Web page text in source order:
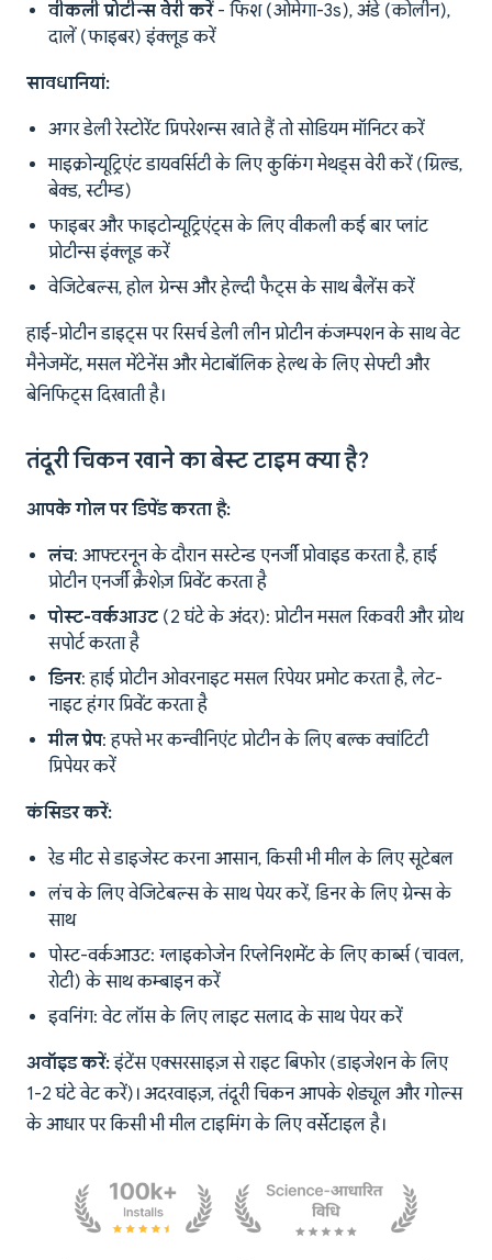
वीकली प्रोटीन्स वेरी करें- फिश (ओमेगा-3s), अंडे (कोलीन),
दालें (फाइबर) इंक्लूड करें
सावधानियां:
अगर डेली रेस्टोरेंट प्रिपरेशन्स खाते हैं तो सोडियम मॉनिटर करें
माइक्रोन्यूट्रिएंट डायवर्सिटी के लिए कुकिंग मेथड्स वेरी करें (ग्रिल्ड,
बेक्ड, स्टीम्ड)
फाइबर और फाइटोन्यूट्रिएंट्स के लिए वीकली कई बार प्लांट
प्रोटीन्स इंक्लूड करें
वेजिटेबल्स, होल ग्रेन्स और हेल्दी फैट्स के साथ बैलेंस करें
हाई-प्रोटीन डाइट्स पर रिसर्च डेली लीन प्रोटीन कंजम्पशन के साथ वेट
मैनेजमेंट, मसल मेंटेनेंस और मेटाबॉलिक हेल्थ के लिए सेफ्टी और
बेनिफिट्स दिखाती है।
तंदूरी चिकन खाने का बेस्ट टाइम क्या है?
आपके गोल पर डिपेंड करता है:
लंच: आफ्टरनून के दौरान सस्टेन्ड एनर्जी प्रोवाइड करता है, हाई
प्रोटीन एनर्जी क्रैशेज़ प्रिवेंट करता है
पोस्ट-वर्कआउट (2 घंटे के अंदर): प्रोटीन मसल रिकवरी और ग्रोथ
सपोर्ट करता है
डिनर: हाई प्रोटीन ओवरनाइट मसल रिपेयर प्रमोट करता है, लेट-
नाइट हंगर प्रिवेंट करता है
मील प्रेप: हफ्ते भर कन्वीनिएंट प्रोटीन के लिए बल्क क्वांटिटी
प्रिपेयर करें
कंसिडर करें:
रेड मीट से डाइजेस्ट करना आसान, किसी भी मील के लिए सूटेबल
लंच के लिए वेजिटेबल्स के साथ पेयर करें, डिनर के लिए ग्रेन्स के
साथ
पोस्ट-वर्कआउट: ग्लाइकोजेन रिप्लेनिशमेंट के लिए कार्ब्स (चावल,
रोटी) के साथ कम्बाइन करें
इवनिंग: वेट लॉस के लिए लाइट सलाद के साथ पेयर करें
अवॉइड करें:इंटेंस एक्सरसाइज़ से राइट बिफोर (डाइजेशन के लिए
1-2 घंटे वेट करें)। अदरवाइज़, तंदूरी चिकन आपके शेड्यूल और गोल्स
के आधार पर किसी भी मील टाइमिंग के लिए वर्सेटाइल है।